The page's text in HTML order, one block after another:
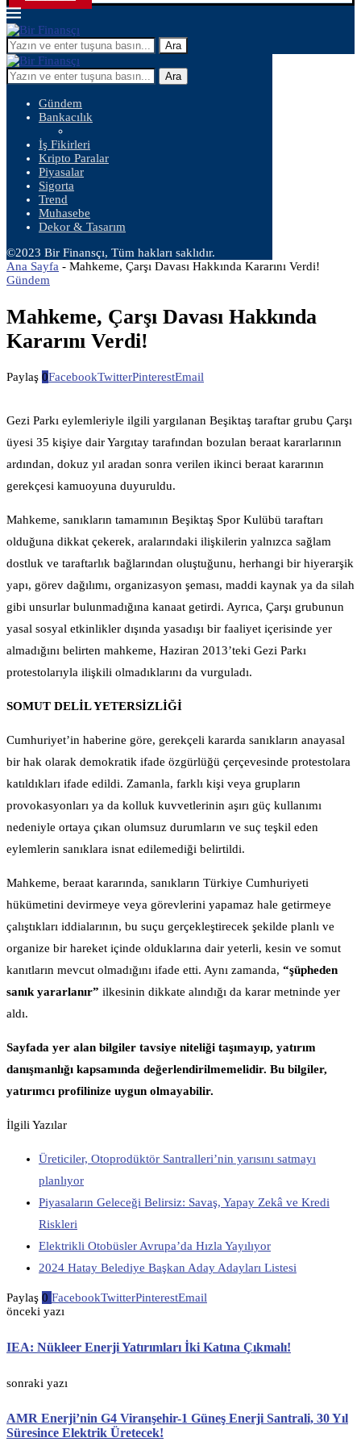
Ara
Ara
Gündem
Bankacılık
İş Fikirleri
Kripto Paralar
Piyasalar
Sigorta
Trend
Muhasebe
Dekor & Tasarım
©2023 Bir Finansçı, Tüm hakları saklıdır.
Ana Sayfa - Mahkeme, Çarşı Davası Hakkında Kararını Verdi!
Gündem
Mahkeme, Çarşı Davası Hakkında
Kararını Verdi!
Paylaş 0FacebookTwitterPinterestEmail
Gezi Parkı eylemleriyle ilgili yargılanan Beşiktaş taraftar grubu Çarşı
üyesi 35 kişiye dair Yargıtay tarafından bozulan beraat kararlarının
ardından, dokuz yıl aradan sonra verilen ikinci beraat kararının
gerekçesi kamuoyuna duyuruldu.
Mahkeme, sanıkların tamamının Beşiktaş Spor Kulübü taraftarı
olduğuna dikkat çekerek, aralarındaki ilişkilerin yalnızca sağlam
dostluk ve taraftarlık bağlarından oluştuğunu, herhangi bir hiyerarşik
yapı, görev dağılımı, organizasyon şeması, maddi kaynak ya da silah
gibi unsurlar bulunmadığına kanaat getirdi. Ayrıca, Çarşı grubunun
yasal sosyal etkinlikler dışında yasadışı bir faaliyet içerisinde yer
almadığını belirten mahkeme, Haziran 2013’teki Gezi Parkı
protestolarıyla ilişkili olmadıklarını da vurguladı.
SOMUT DELİL YETERSİZLİĞİ
Cumhuriyet’in haberine göre, gerekçeli kararda sanıkların anayasal
bir hak olarak demokratik ifade özgürlüğü çerçevesinde protestolara
katıldıkları ifade edildi. Zamanla, farklı kişi veya grupların
provokasyonları ya da kolluk kuvvetlerinin aşırı güç kullanımı
nedeniyle ortaya çıkan olumsuz durumların ve suç teşkil eden
eylemlerin sanıklara isnat edilemediği belirtildi.
Mahkeme, beraat kararında, sanıkların Türkiye Cumhuriyeti
hükümetini devirmeye veya görevlerini yapamaz hale getirmeye
çalıştıkları iddialarının, bu suçu gerçekleştirecek şekilde planlı ve
organize bir hareket içinde olduklarına dair yeterli, kesin ve somut
kanıtların mevcut olmadığını ifade etti. Aynı zamanda, “şüpheden
sanık yararlanır” ilkesinin dikkate alındığı da karar metninde yer
aldı.
Sayfada yer alan bilgiler tavsiye niteliği taşımayıp, yatırım
danışmanlığı kapsamında değerlendirilmemelidir. Bu bilgiler,
yatırımcı profilinize uygun olmayabilir.
İlgili Yazılar
Üreticiler, Otoprodüktör Santralleri’nin yarısını satmayı
planlıyor
Piyasaların Geleceği Belirsiz: Savaş, Yapay Zekâ ve Kredi
Riskleri
Elektrikli Otobüsler Avrupa’da Hızla Yayılıyor
2024 Hatay Belediye Başkan Aday Adayları Listesi
Paylaş 0 FacebookTwitterPinterestEmail
önceki yazı
IEA: Nükleer Enerji Yatırımları İki Katına Çıkmalı!
sonraki yazı
AMR Enerji’nin G4 Viranşehir-1 Güneş Enerji Santrali, 30 Yıl
Süresince Elektrik Üretecek!